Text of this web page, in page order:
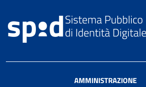
AMMINISTRAZIONE